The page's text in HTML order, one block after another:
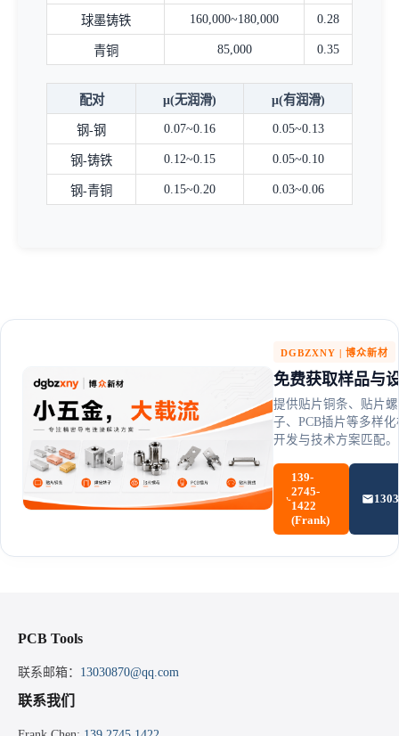
球墨铸铁 160,000~180,000 0.28
青铜 85,000 0.35
配对 μ(无润滑) μ(有润滑)
钢-钢 0.07~0.16 0.05~0.13
钢-铸铁 0.12~0.15 0.05~0.10
钢-青铜 0.15~0.20 0.03~0.06
DGBZXNY | 博众新材
免费获取样品与
提供贴片铜条、贴片
子、PCB插片等多样
开发与技术方案匹配。
139-
2745-
1422
(Frank)
PCB Tools
联系邮箱： 13030870@qq.com
联系我们